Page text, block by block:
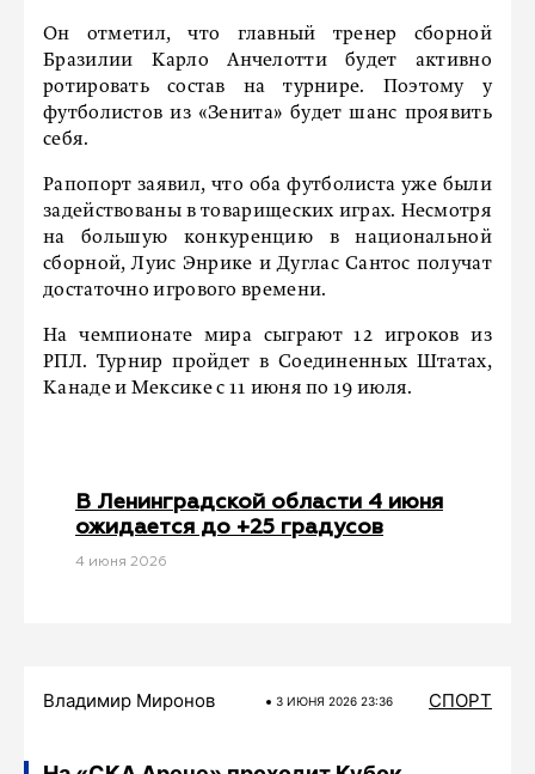
Он отметил, что главный тренер сборной
Бразилии Карло Анчелотти будет активно
ротировать состав на турнире. Поэтому у
футболистов из «Зенита» будет шанс проявить
себя.
Рапопорт заявил, что оба футболиста уже были
задействованы в товарищеских играх. Несмотря
на большую конкуренцию в национальной
сборной, Луис Энрике и Дуглас Сантос получат
достаточно игрового времени.
На чемпионате мира сыграют 12 игроков из
РПЛ. Турнир пройдет в Соединенных Штатах,
Канаде и Мексике с 11 июня по 19 июля.
В Ленинградской области 4 июня
ожидается до +25 градусов
4 июня 2026
Владимир Миронов 3 ИЮНЯ 2026 23:36 СПОРТ